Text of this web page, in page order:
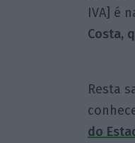
IVA] é
Costa,
Resta
do